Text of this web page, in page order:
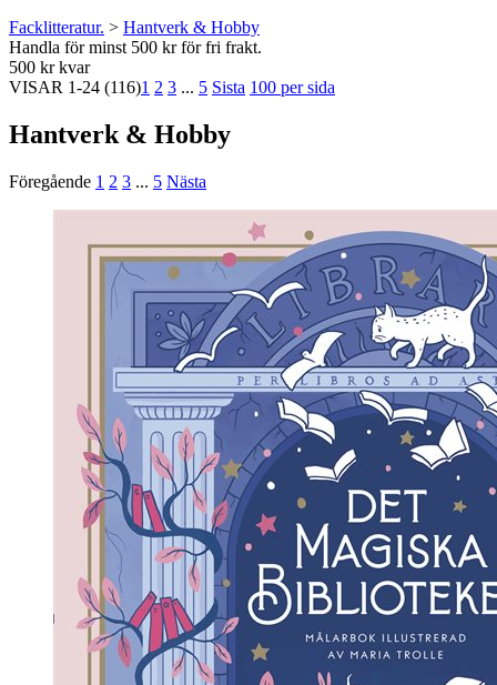
Facklitteratur. > Hantverk & Hobby
Handla för minst 500 kr för fri frakt.
500 kr kvar
VISAR 1-24 (116)1 2 3 ... 5 Sista 100 per sida
Hantverk & Hobby
Föregående 1 2 3 ... 5 Nästa